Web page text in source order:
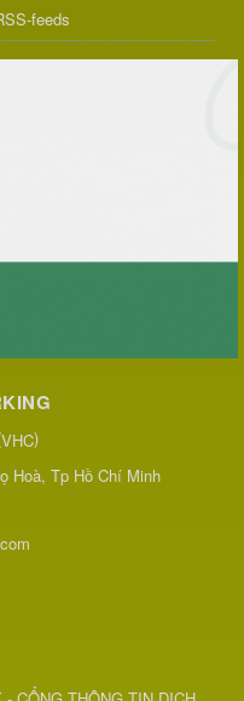
feeds
VHC)
Hoà, Tp Hồ Chí Minh